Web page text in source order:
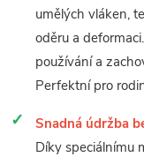
umělých vláken,
oděru a
používání a
Perfektní pro
Snadná údržba
Díky speciálnímu